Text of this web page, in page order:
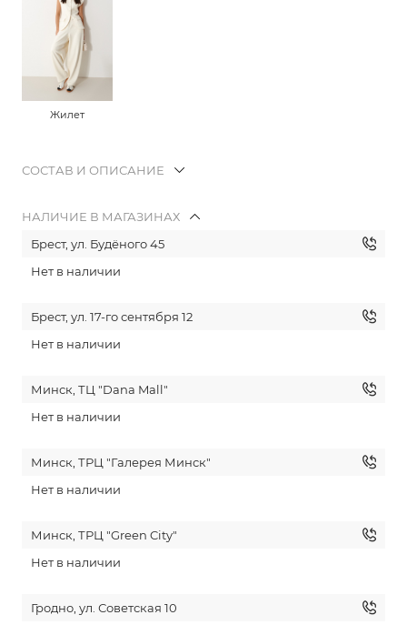
Жилет
СОСТАВ И ОПИСАНИЕ
НАЛИЧИЕ В МАГАЗИНАХ
Брест, ул. Будёного 45
Нет в наличии
Брест, ул. 17-го сентября 12
Нет в наличии
Минск, ТЦ "Dana Mall"
Нет в наличии
Минск, ТРЦ "Галерея Минск"
Нет в наличии
Минск, ТРЦ "Green City"
Нет в наличии
Гродно, ул. Советская 10